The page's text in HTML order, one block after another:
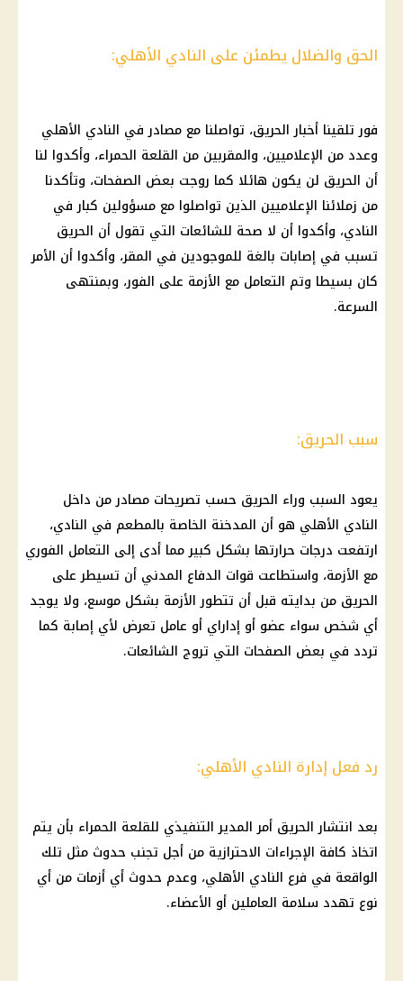
الحق والضلال يطمئن على النادي الأهلي:
فور تلقينا أخبار الحريق، تواصلنا مع مصادر في النادي الأهلي
وعدد من الإعلاميين، والمقربين من القلعة الحمراء، وأكدوا لنا
أن الحريق لن يكون هائلا كما روجت بعض الصفحات، وتأكدنا
من زملائنا الإعلاميين الذين تواصلوا مع مسؤولين كبار في
النادي، وأكدوا أن لا صحة للشائعات التي تقول أن الحريق
تسبب في إصابات بالغة للموجودين في المقر، وأكدوا أن الأمر
كان بسيطا وتم التعامل مع الأزمة على الفور، وبمنتهى
السرعة.
سبب الحريق:
يعود السبب وراء الحريق حسب تصريحات مصادر من داخل
النادي الأهلي هو أن المدخنة الخاصة بالمطعم في النادي،
ارتفعت درجات حرارتها بشكل كبير مما أدى إلى التعامل الفوري
مع الأزمة، واستطاعت قوات الدفاع المدني أن تسيطر على
الحريق من بدايته قبل أن تتطور الأزمة بشكل موسع، ولا يوجد
أي شخص سواء عضو أو إداراي أو عامل تعرض لأي إصابة كما
تردد في بعض الصفحات التي تروج الشائعات.
رد فعل إدارة النادي الأهلي:
بعد انتشار الحريق أمر المدير التنفيذي للقلعة الحمراء بأن يتم
اتخاذ كافة الإجراءات الاحترازية من أجل تجنب حدوث مثل تلك
الواقعة في فرع النادي الأهلي، وعدم حدوث أي أزمات من أي
نوع تهدد سلامة العاملين أو الأعضاء.